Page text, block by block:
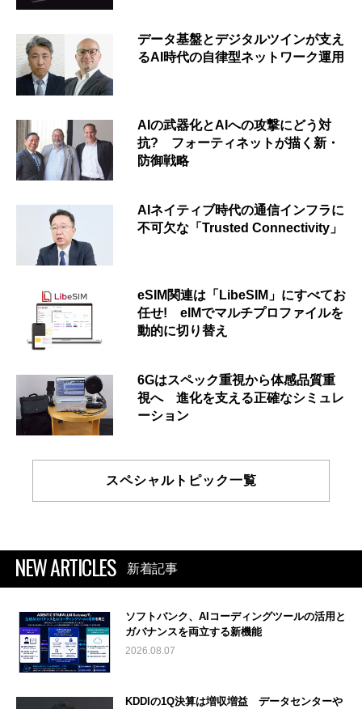
データ基盤とデジタルツインが支え
るAI時代の自律型ネットワーク運用
AIの武器化とAIへの攻撃にどう対
抗? フォーティネットが描く新・
防御戦略
AIネイティブ時代の通信インフラに
不可欠な「Trusted Connectivity」
eSIM関連は「LibeSIM」にすべてお
任せ! eIMでマルチプロファイルを
動的に切り替え
6Gはスペック重視から体感品質重
視へ 進化を支える正確なシミュレ
ーション
スペシャルトピック一覧
NEW ARTICLES 新着記事
ソフトバンク、AIコーディングツールの活用と
ガバナンスを両立する新機能
2026.08.07
KDDIの1Q決算は増収増益 データセンターや